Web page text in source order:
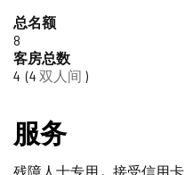
中
加/
删
总名额
8
客房总数
4 4 双人间
服务
残障人士专用 接受信用卡